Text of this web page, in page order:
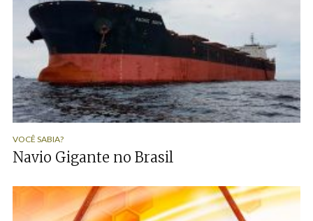
VOCÊ SABIA?
Navio Gigante no Brasil